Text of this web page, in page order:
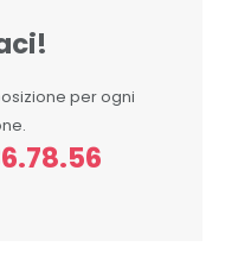
per ogni